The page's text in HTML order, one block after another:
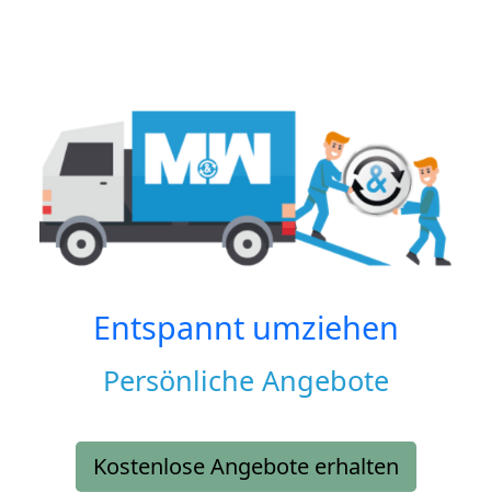
Entspannt umziehen
Persönliche Angebote
Kostenlose Angebote erhalten